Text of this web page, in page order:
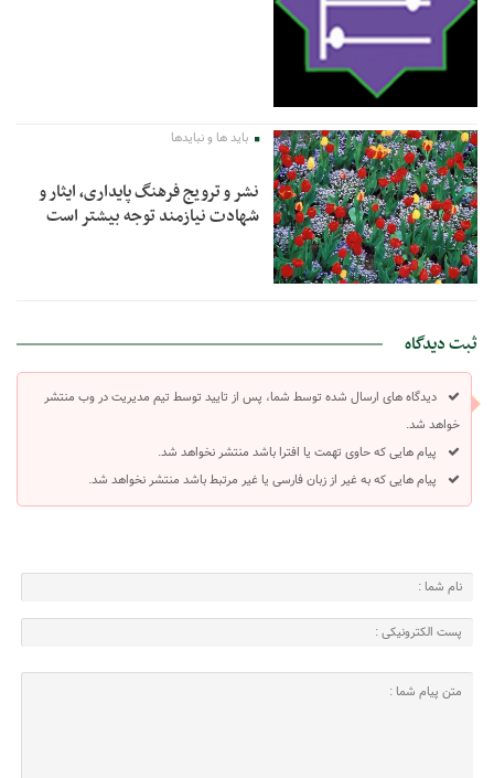
باید ها و نبایدها
نشر و ترویج فرهنگ پایداری، ایثار و
شهادت نیازمند توجه بیشتر است
ثبت دیدگاه
دیدگاه های ارسال شده توسط شما، پس از تایید توسط تیم مدیریت در وب منتشر
خواهد شد.
پیام هایی که حاوی تهمت یا افترا باشد منتشر نخواهد شد.
پیام هایی که به غیر از زبان فارسی یا غیر مرتبط باشد منتشر نخواهد شد.